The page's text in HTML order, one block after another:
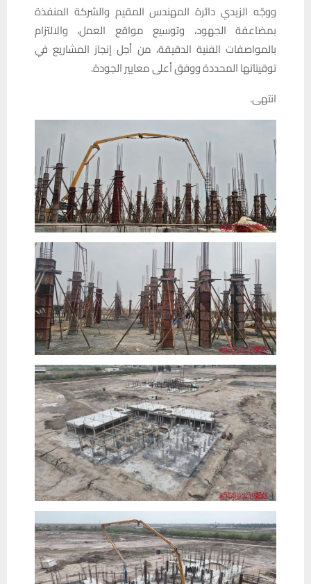
ووجّه الزيدي دائرة المهندس المقيم والشركة المنفذة
بمضاعفة الجهود، وتوسيع مواقع العمل، والالتزام
بالمواصفات الفنية الدقيقة، من أجل إنجاز المشاريع في
توقيتاتها المحددة ووفق أعلى معايير الجودة.
انتهى.